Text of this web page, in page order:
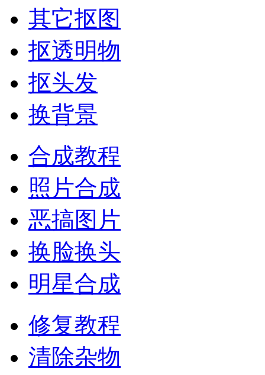
其它抠图
抠透明物
抠头发
换背景
合成教程
照片合成
恶搞图片
换脸换头
明星合成
修复教程
清除杂物